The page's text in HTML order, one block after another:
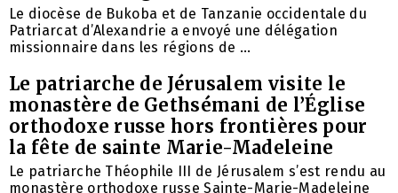
Le diocèse de Bukoba et de Tanzanie occidentale du
Patriarcat d’Alexandrie a envoyé une délégation
missionnaire dans les régions de ...
Le patriarche de Jérusalem visite le
monastère de Gethsémani de l’Église
orthodoxe russe hors frontières pour
la fête de sainte Marie-Madeleine
Le patriarche Théophile III de Jérusalem s’est rendu au
monastère orthodoxe russe Sainte-Marie-Madeleine